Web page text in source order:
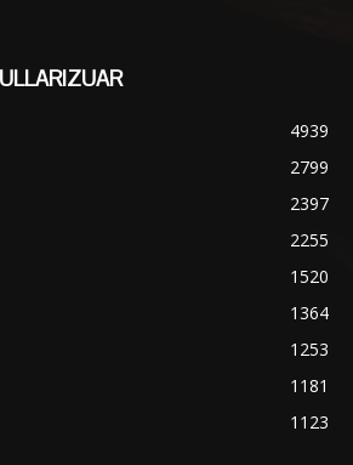
4939
2799
2397
2255
1520
1364
1253
1181
1123